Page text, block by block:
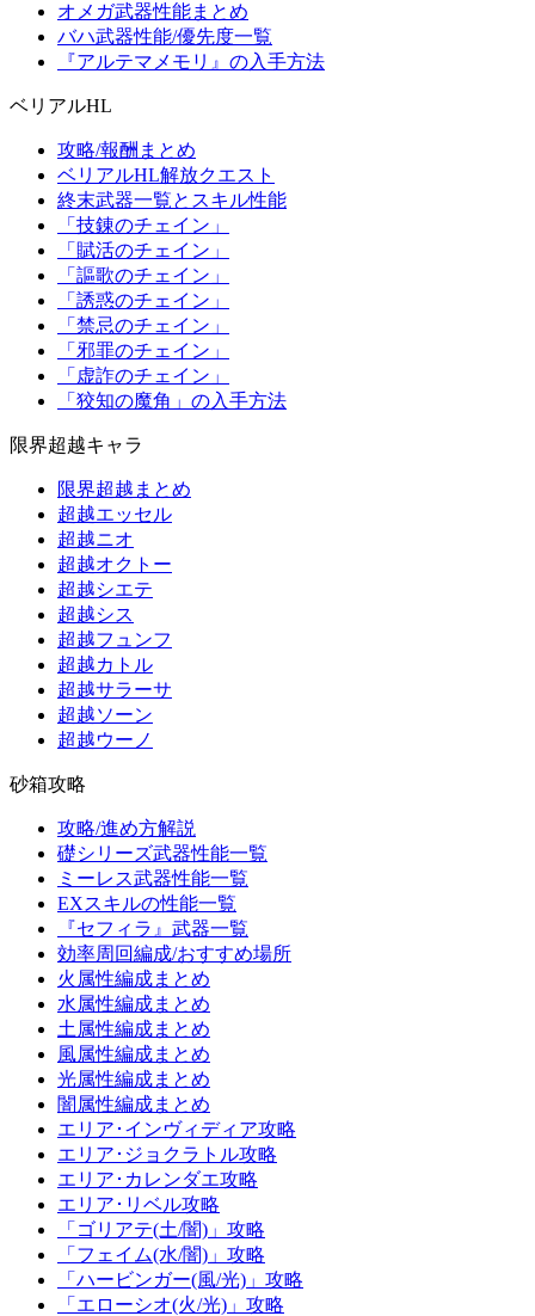
オメガ武器性能まとめ
バハ武器性能/優先度一覧
『アルテマメモリ』の入手方法
ベリアルHL
攻略/報酬まとめ
ベリアルHL解放クエスト
終末武器一覧とスキル性能
「技錬のチェイン」
「賦活のチェイン」
「謳歌のチェイン」
「誘惑のチェイン」
「禁忌のチェイン」
「邪罪のチェイン」
「虚詐のチェイン」
「狡知の魔角」の入手方法
限界超越キャラ
限界超越まとめ
超越エッセル
超越ニオ
超越オクトー
超越シエテ
超越シス
超越フュンフ
超越カトル
超越サラーサ
超越ソーン
超越ウーノ
砂箱攻略
攻略/進め方解説
礎シリーズ武器性能一覧
ミーレス武器性能一覧
EXスキルの性能一覧
『セフィラ』武器一覧
効率周回編成/おすすめ場所
火属性編成まとめ
水属性編成まとめ
土属性編成まとめ
風属性編成まとめ
光属性編成まとめ
闇属性編成まとめ
エリア･インヴィディア攻略
エリア･ジョクラトル攻略
エリア･カレンダエ攻略
エリア･リベル攻略
「ゴリアテ(土/闇)」攻略
「フェイム(水/闇)」攻略
「ハービンガー(風/光)」攻略
「エローシオ(火/光)」攻略